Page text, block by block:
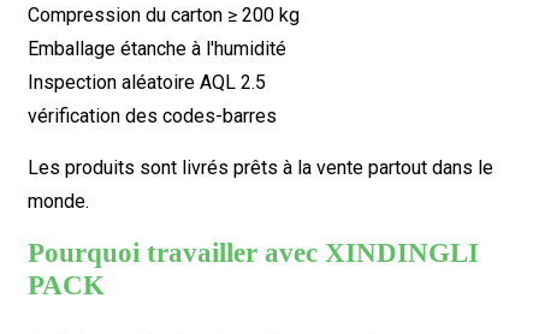
Compression du carton ≥ 200 kg
Emballage étanche à l'humidité
Inspection aléatoire AQL 2.5
vérification des codes-barres
Les produits sont livrés prêts à la vente partout dans le
monde.
Pourquoi travailler avec XINDINGLI
PACK